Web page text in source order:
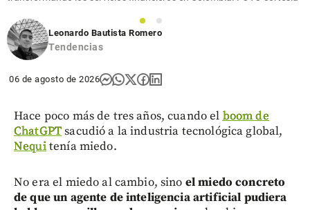
1
2
Leonardo Bautista Romero
Tendencias
06 de agosto de 2026
Hace poco más de tres años, cuando el boom de
ChatGPTsacudió a la industria tecnológica global,
Nequitenía miedo.
No era el miedo al cambio, sino el miedo concreto
de que un agente de inteligencia artificial pudiera